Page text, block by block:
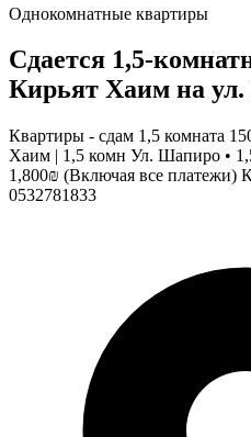
Однокомнатные квартиры
Сдается 1,5-
Кирьят Хаим на
Квартиры - сдам 1,5 комната
Хаим | 1,5 комн Ул. Шапиро •
1,800₪ (Включая все платежи)
0532781833